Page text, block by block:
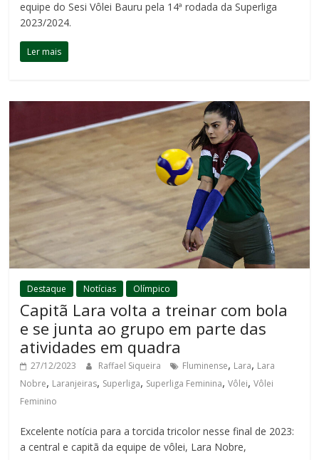
equipe do Sesi Vôlei Bauru pela 14ª rodada da Superliga
2023/2024.
Ler mais
Destaque Notícias Olímpico
Capitã Lara volta a treinar com bola
e se junta ao grupo em parte das
atividades em quadra
27/12/2023 Raffael Siqueira Fluminense, Lara, Lara
Nobre, Laranjeiras, Superliga, Superliga Feminina,Vôlei,Vôlei
Feminino
Excelente notícia para a torcida tricolor nesse final de 2023:
a central e capitã da equipe de vôlei, Lara Nobre,